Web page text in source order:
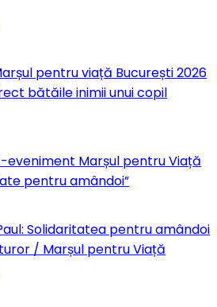
pentru viață București 2026
bătăile inimii unui copil
Marșul pentru Viață
pentru amândoi”
Solidaritatea pentru amândoi
/ Marșul pentru Viață